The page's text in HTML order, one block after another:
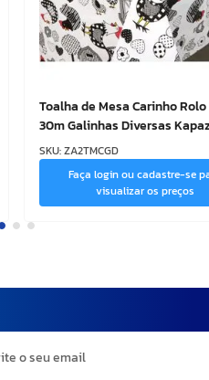
Toalha de Mesa Carinho Rolo
30m Galinhas Diversas
SKU:ZA2TMCGD
Faça login ou cadastre-se
visualizar os preços